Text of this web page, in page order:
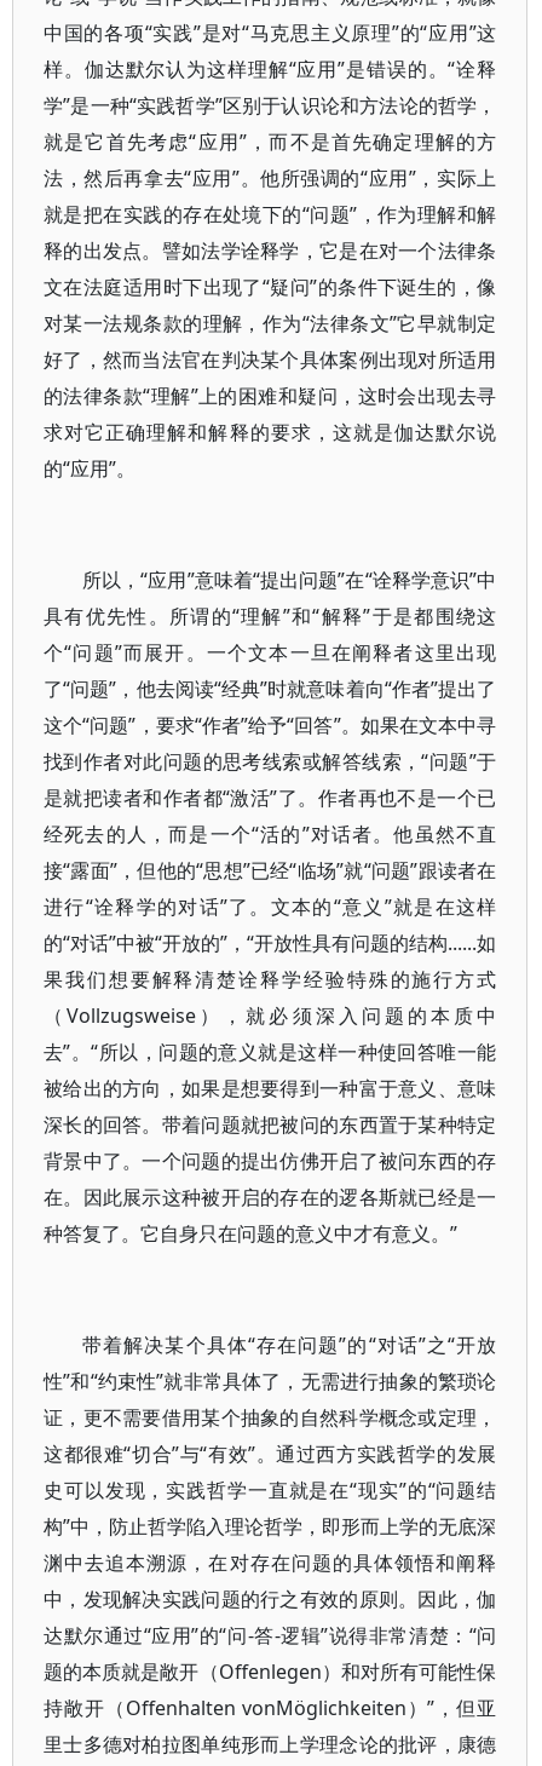
中国的各项“实践”是对“马克思主义原理”的“应用”这
样。伽达默尔认为这样理解“应用”是错误的。“诠释
学”是一种“实践哲学”区别于认识论和方法论的哲学，
就是它首先考虑“应用”，而不是首先确定理解的方
法，然后再拿去“应用”。他所强调的“应用”，实际上
就是把在实践的存在处境下的“问题”，作为理解和解
释的出发点。譬如法学诠释学，它是在对一个法律条
文在法庭适用时下出现了“疑问”的条件下诞生的，像
对某一法规条款的理解，作为“法律条文”它早就制定
好了，然而当法官在判决某个具体案例出现对所适用
的法律条款“理解”上的困难和疑问，这时会出现去寻
求对它正确理解和解释的要求，这就是伽达默尔说
的“应用”。
所以，“应用”意味着“提出问题”在“诠释学意识”中
具有优先性。所谓的“理解”和“解释”于是都围绕这
个“问题”而展开。一个文本一旦在阐释者这里出现
了“问题”，他去阅读“经典”时就意味着向“作者”提出了
这个“问题”，要求“作者”给予“回答”。如果在文本中寻
找到作者对此问题的思考线索或解答线索，“问题”于
是就把读者和作者都“激活”了。作者再也不是一个已
经死去的人，而是一个“活的”对话者。他虽然不直
接“露面”，但他的“思想”已经“临场”就“问题”跟读者在
进行“诠释学的对话”了。文本的“意义”就是在这样
的“对话”中被“开放的”，“开放性具有问题的结构......如
果我们想要解释清楚诠释学经验特殊的施行方式
（Vollzugsweise），就必须深入问题的本质中
去”。“所以，问题的意义就是这样一种使回答唯一能
被给出的方向，如果是想要得到一种富于意义、意味
深长的回答。带着问题就把被问的东西置于某种特定
背景中了。一个问题的提出仿佛开启了被问东西的存
在。因此展示这种被开启的存在的逻各斯就已经是一
种答复了。它自身只在问题的意义中才有意义。”
带着解决某个具体“存在问题”的“对话”之“开放
性”和“约束性”就非常具体了，无需进行抽象的繁琐论
证，更不需要借用某个抽象的自然科学概念或定理，
这都很难“切合”与“有效”。通过西方实践哲学的发展
史可以发现，实践哲学一直就是在“现实”的“问题结
构”中，防止哲学陷入理论哲学，即形而上学的无底深
渊中去追本溯源，在对存在问题的具体领悟和阐释
中，发现解决实践问题的行之有效的原则。因此，伽
达默尔通过“应用”的“问-答-逻辑”说得非常清楚：“问
题的本质就是敞开（Offenlegen）和对所有可能性保
持敞开（Offenhalten vonMöglichkeiten）”，但亚
里士多德对柏拉图单纯形而上学理念论的批评，康德